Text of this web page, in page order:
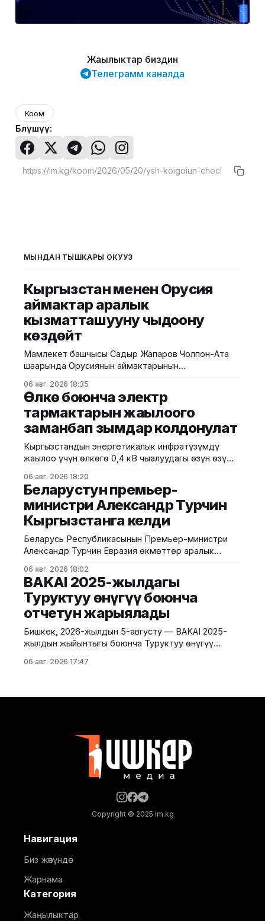
Жаңылыктар биздин
Телеграмм каналда
Коом
Бөлүшүү:
МЫНДАН ТЫШКАРЫ ОКУҢУЗ
Кыргызстан менен Орусия
аймактар аралык
кызматташууну чыңдоону
көздөйт
Мамлекет башчысы Садыр Жапаров Чолпон-Ата
шаарында Орусиянын аймактарынын
президенттин админстрациясынан билдиришти.
Жолугушууда тараптар аймактар аралык
байланыштарды чыңдоо, соода-экономикалык
кызматташтыкты кеңейтүү жана биргелешкен
долбоорлорду ишке ашыруу маселелерин
талкуулашты. Президент Садыр Жапаров
Кыргызстанда өтүп жаткан Кыргыз-Россия VIII
экономикалык форуму жана Кыргыз-Россия XII
аймактар
06 авг. 2026 18:35
Өлкө боюнча электр
тармактарын жаңылоого
заманбап зымдар колдонулат
Кыргызстандын энергетикалык инфратүзүмдү
жаңылоо үчүн өлкөгө 0,4 кВ чыңалуудагы өзүн өзү
келинди. Энергетика министрлигинин
маалыматына ылайык, иш-чара "Электр
энергетика секторун модернизациялоо жана
туруктуу өнүктүрүү" долбоорунун алкагында ишке
ашты. Жалпы узундугу 100 миң метр болгон СИП-2
зымдарынын кесилиши 3×70+
06 авг. 2026 18:20
Беларустун премьер-
министри Александр Турчин
Кыргызстанга келди
Беларусь Республикасынын Премьер-министри
Александр Турчин Евразия өкмөттөр аралык
Кыргызстанга келди. Бул тууралуу Өкмөттүн
басма сөз кызматынан билдиришти. Өкмөт
башчысын Ысык-Көл эл аралык аэропортунан
Министрлер Кабинетинин төрагасынын орун
басары Эрлист Акунбеков тосуп алды. Евразия
өкмөттөр аралык кеңешинин кезектеги жыйыны 6-
7-август күндөрү Ысык-
06 авг. 2026 18:02
BAKAI 2025-жылдагы
Туруктуу өнүгүү боюнча
отчетун жарыялады
Бишкек, 2026-жылдын 5-августу — BAKAI 2025-
жылдын жыйынтыгы боюнча Туруктуу өнүгүү
финансылык эмес маалыматтарды жыл сайын
ишмердүүлүккө интеграциялоо боюнча ырааттуу
жана системалуу мамилесин
06 авг. 2026 17:47
Copyright © 2025 im.kg
Навигация
Биз жөнүндө
Жарнама
Категория
Жаңылыктар